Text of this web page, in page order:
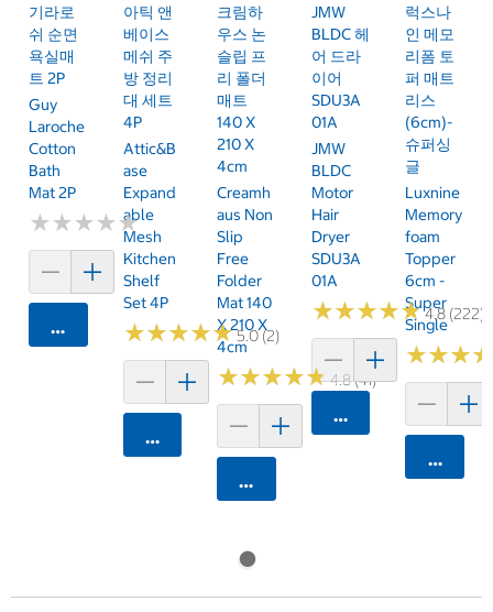
기라로
쉬 순면
욕실매
트 2P
Guy
Laroche
Cotton
Bath
Mat 2P
★★★★★
★★★★★
카트에 담기
아틱 앤
베이스
메쉬 주
방 정리
대 세트
4P
Attic&B
Ase
Expand
Able
Mesh
Kitchen
Shelf
Set 4P
★★★★★
★★★★★5.0 (2)
카트에 담기
크림하
우스 논
슬립 프
리 폴더
매트
140 X
210 X
4cm
Creamh
Aus Non
Slip
Free
Folder
Mat 140
X 210 X
4cm
★★★★★
★★★★★4.8 (41)
카트에 담기
JMW
BLDC 헤
어 드라
이어
SDU3A
01A
JMW
BLDC
Motor
Hair
Dryer
SDU3A
01A
★★★★★
★★★★★4.8 (222)
카트에 담기
럭스나
인 메모
리폼 토
퍼 매트
리스
(6cm)-
슈퍼싱
글
Luxnine
Memory
Foam
Topper
6cm -
Super
Single
★★★
★★★
카트에